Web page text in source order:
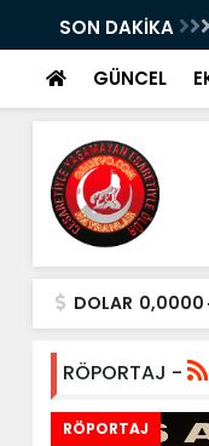
SON DAKİKA
GÜNCEL
DOLAR 0,0000
RÖPORTAJ -
RÖPORTAJ